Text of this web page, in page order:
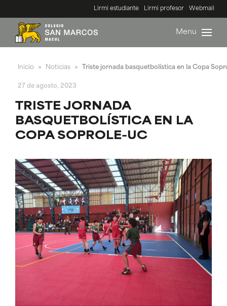
Lirmi estudiante Lirmi profesor Webmail
Menu
Inicio » Noticias » Triste jornada basquetbolística en la Copa
27 de agosto, 2023
TRISTE JORNADA
BASQUETBOLÍSTICA EN LA
COPA SOPROLE-UC